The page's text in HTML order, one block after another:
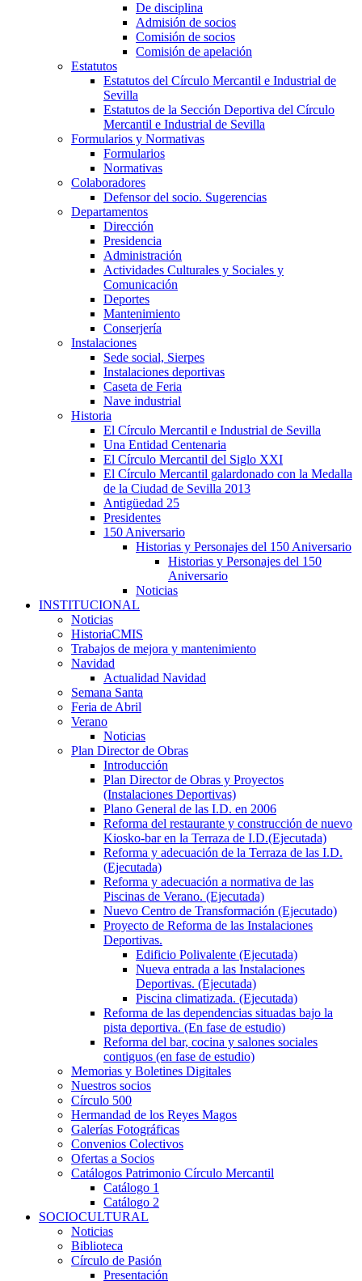
De disciplina
Admisión de socios
Comisión de socios
Comisión de apelación
Estatutos
Estatutos del Círculo Mercantil e Industrial de
Sevilla
Estatutos de la Sección Deportiva del Círculo
Mercantil e Industrial de Sevilla
Formularios y Normativas
Formularios
Normativas
Colaboradores
Defensor del socio. Sugerencias
Departamentos
Dirección
Presidencia
Administración
Actividades Culturales y Sociales y
Comunicación
Deportes
Mantenimiento
Conserjería
Instalaciones
Sede social, Sierpes
Instalaciones deportivas
Caseta de Feria
Nave industrial
Historia
El Círculo Mercantil e Industrial de Sevilla
Una Entidad Centenaria
El Círculo Mercantil del Siglo XXI
El Círculo Mercantil galardonado con la Medalla
de la Ciudad de Sevilla 2013
Antigüedad 25
Presidentes
150 Aniversario
Historias y Personajes del 150 Aniversario
Historias y Personajes del 150
Aniversario
Noticias
INSTITUCIONAL
Noticias
HistoriaCMIS
Trabajos de mejora y mantenimiento
Navidad
Actualidad Navidad
Semana Santa
Feria de Abril
Verano
Noticias
Plan Director de Obras
Introducción
Plan Director de Obras y Proyectos
(Instalaciones Deportivas)
Plano General de las I.D. en 2006
Reforma del restaurante y construcción de nuevo
Kiosko-bar en la Terraza de I.D.(Ejecutada)
Reforma y adecuación de la Terraza de las I.D.
(Ejecutada)
Reforma y adecuación a normativa de las
Piscinas de Verano. (Ejecutada)
Nuevo Centro de Transformación (Ejecutado)
Proyecto de Reforma de las Instalaciones
Deportivas.
Edificio Polivalente (Ejecutada)
Nueva entrada a las Instalaciones
Deportivas. (Ejecutada)
Piscina climatizada. (Ejecutada)
Reforma de las dependencias situadas bajo la
pista deportiva. (En fase de estudio)
Reforma del bar, cocina y salones sociales
contiguos (en fase de estudio)
Memorias y Boletines Digitales
Nuestros socios
Círculo 500
Hermandad de los Reyes Magos
Galerías Fotográficas
Convenios Colectivos
Ofertas a Socios
Catálogos Patrimonio Círculo Mercantil
Catálogo 1
Catálogo 2
SOCIOCULTURAL
Noticias
Biblioteca
Círculo de Pasión
Presentación